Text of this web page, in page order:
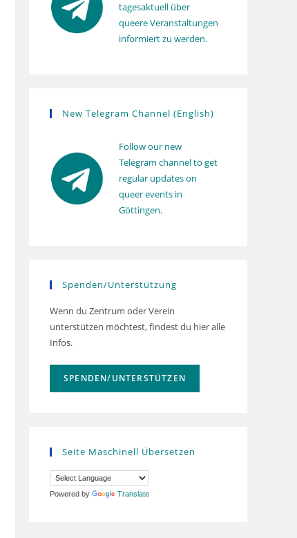
tagesaktuell über
queere Veranstaltungen
informiert zu werden.
New Telegram Channel (English)
Follow our new
Telegram channel to get
regular updates on
queer events in
Göttingen.
Spenden/Unterstützung
Wenn du Zentrum oder Verein
unterstützen möchtest, findest du hier alle
Infos.
SPENDEN/UNTERSTÜTZEN
Seite Maschinell Übersetzen
Powered by Translate